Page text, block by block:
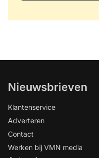
Nieuwsbrieven
Klantenservice
Adverteren
Contact
Werken bij VMN media